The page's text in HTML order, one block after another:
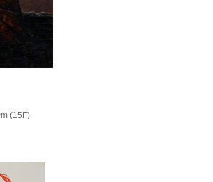
(15F)